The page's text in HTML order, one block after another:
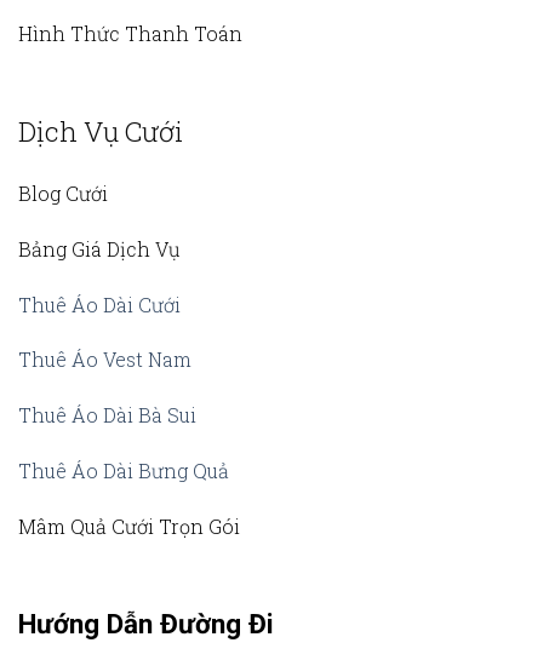
Hình Thức Thanh Toán
Dịch Vụ Cưới
Blog Cưới
Bảng Giá Dịch Vụ
Thuê Áo Dài Cưới
Thuê Áo Vest Nam
Thuê Áo Dài Bà Sui
Thuê Áo Dài Bưng Quả
Mâm Quả Cưới Trọn Gói
Hướng Dẫn Đường Đi